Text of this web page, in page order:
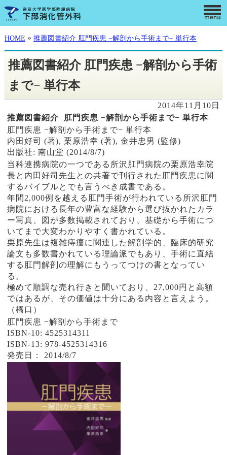
HOME » 推薦図書紹介 肛門疾患 −解剖から手術まで− 単行本
推薦図書紹介 肛門疾患 −解剖から手術
まで− 単行本
2014年11月10日
推薦図書紹介 肛門疾患 −解剖から手術まで− 単行本
肛門疾患 −解剖から手術まで− 単行本
内田好司 (著), 栗原浩幸 (著), 金井忠男 (監修)
出版社: 南山堂 (2014/8/7)
当科連携病院の一つである所沢肛門病院の栗原浩幸院
長と内田好司先生との共著で刊行された肛門疾患に関
するバイブルとでも言うべき成書である。
年間2,000例を越える肛門手術が行われている所沢肛門
病院における長年の豊富な経験から選び抜かれたカラ
ー写真、図が多数掲載されており、基礎から手術につ
いてまで大変わかりやすく書かれている。
栗原先生は複雑痔瘻に関連した解剖学的、臨床的研究
論文も多数書かれている理論派でもあり、手術に直結
する肛門解剖の理解にもうってつけの書となってい
る。
極めて順調な売れ行きと聞いており、27,000円と高額
ではあるが、その価値は十分にある内容と言えよう。
（橋口）
肛門疾患 −解剖から手術まで
ISBN-10: 4525314311
ISBN-13: 978-4525314316
発売日： 2014/8/7